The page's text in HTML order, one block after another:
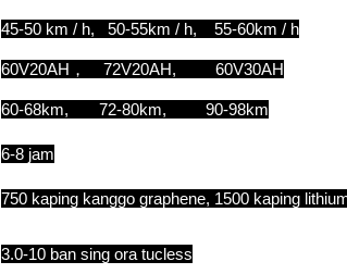
45-50 km / h, 50-55km / h, 55-60km / h
60V20AH， 72V20AH, 60V30AH
60-68km, 72-80km, 90-98km
6-8 jam
750 kaping kanggo graphene, 1500 kaping
3.0-10 ban sing ora tucless